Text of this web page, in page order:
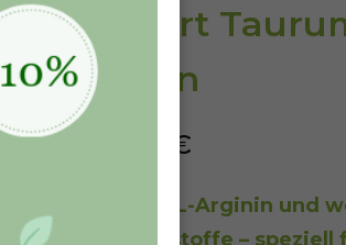
Kapseln
59,90€ 39,90€
Hochdosiert L-Arginin und
Mikronährstoffe – speziell